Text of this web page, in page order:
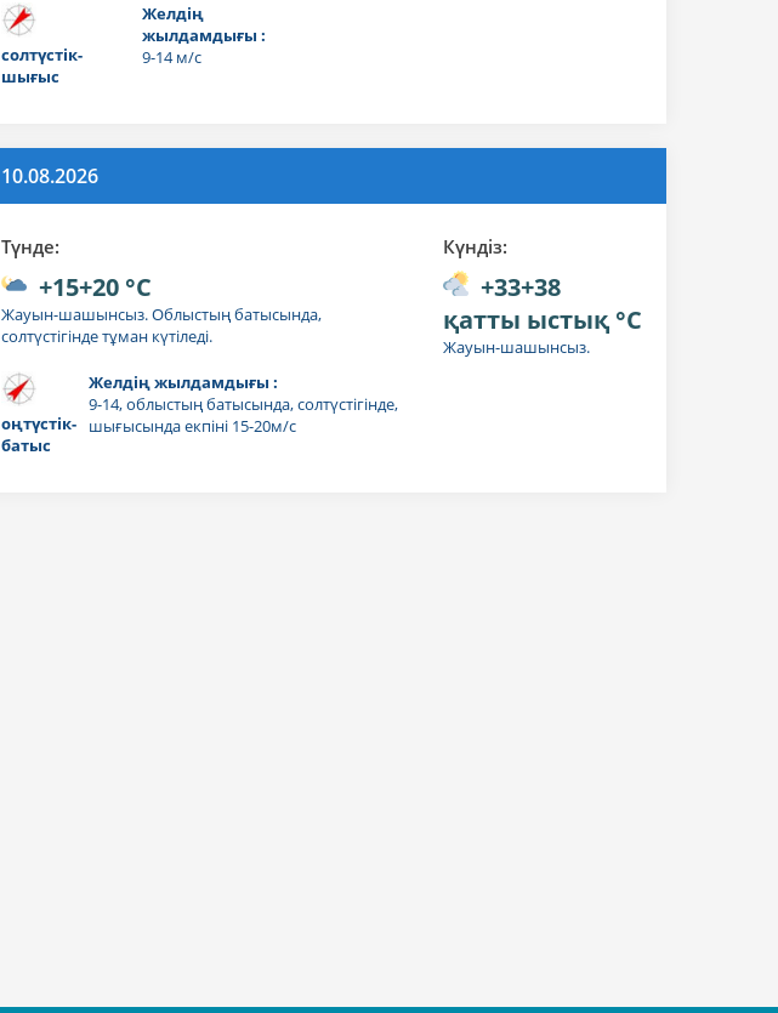
солтүстік-
шығыс
Желдің
жылдамдығы :
9-14 м/с
10.08.2026
Түнде:
+15+20 °C
Жауын-шашынсыз. Облыстың батысында,
солтүстігінде тұман күтіледі.
оңтүстік-
батыс
Желдің жылдамдығы :
9-14, облыстың батысында, солтүстігінде,
шығысында екпіні 15-20м/с
Күндiз:
+33+38
қатты ыстық °C
Жауын-шашынсыз.